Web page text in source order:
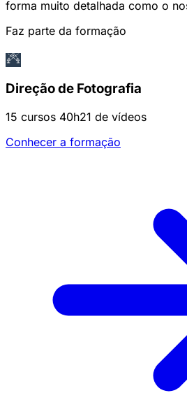
forma muito detalhada como o
Faz parte da formação
Direção de Fotografia
15 cursos 40h21 de vídeos
Conhecer a formação